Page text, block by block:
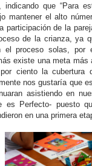
indicando que “Para
mantener el alto
participación de la
de la crianza, ya
el proceso solas, por
existe una meta más
ciento la cubertura
nos gustaría que
asistiendo en
es Perfecto- puesto
en una primera